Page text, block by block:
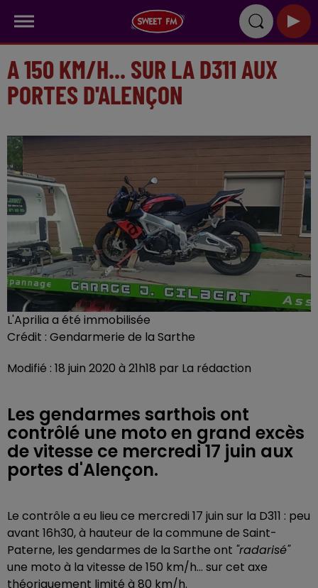
A 150 KM/H... SUR LA D311 AUX
PORTES D'ALENÇON
L'Aprilia a été immobilisée
Crédit : Gendarmerie de la Sarthe
Modifié : 18 juin 2020 à 21h18 par La rédaction
Les gendarmes sarthois ont
contrôlé une moto en grand excès
de vitesse ce mercredi 17 juin aux
portes d'Alençon.
Le contrôle a eu lieu ce mercredi 17 juin sur la D311 : peu
avant 16h30, à hauteur de la commune de Saint-
Paterne, les gendarmes de la Sarthe ont "radarisé"
une moto à la vitesse de 150 km/h... sur cet axe
théoriquement limité à 80 km/h.